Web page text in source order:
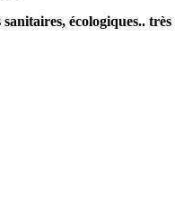
écologiques..